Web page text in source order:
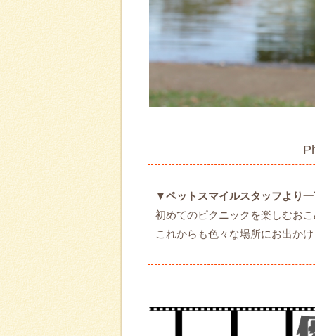
▼ペットスマイルスタッフより
初めてのピクニックを楽しむお
これからも色々な場所にお出か